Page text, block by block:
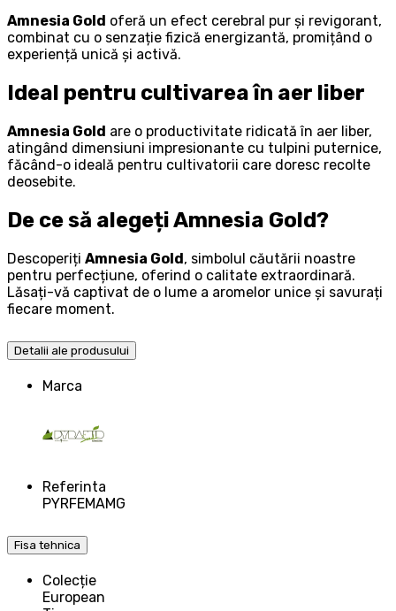
Amnesia Gold oferă un efect cerebral pur și revigorant,
combinat cu o senzație fizică energizantă, promițând o
experiență unică și activă.
Ideal pentru cultivarea în aer liber
Amnesia Gold are o productivitate ridicată în aer liber,
atingând dimensiuni impresionante cu tulpini puternice,
făcând-o ideală pentru cultivatorii care doresc recolte
deosebite.
De ce să alegeți Amnesia Gold?
Descoperiți Amnesia Gold, simbolul căutării noastre
pentru perfecțiune, oferind o calitate extraordinară.
Lăsați-vă captivat de o lume a aromelor unice și savurați
fiecare moment.
Detalii ale produsului
Marca
Referinta
PYRFEMAMG
Fisa tehnica
Colecție
European